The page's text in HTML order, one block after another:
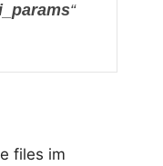
“
files im